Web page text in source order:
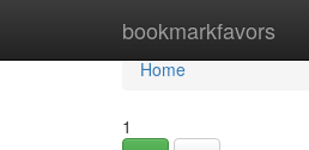
bookmarkfavors
Home
Home
1